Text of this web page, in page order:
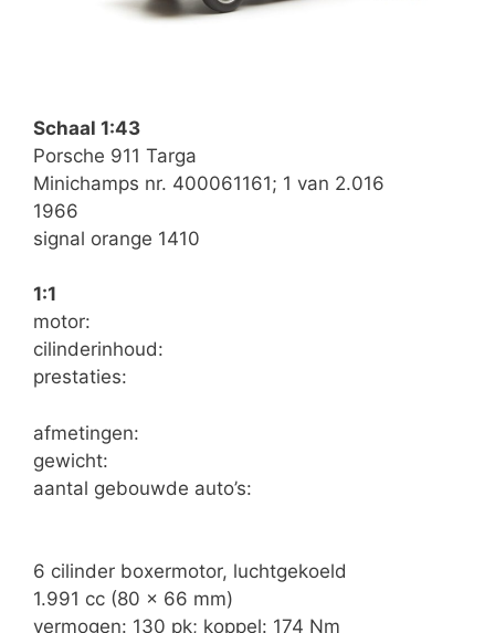
Schaal 1:43
Porsche 911 Targa
Minichamps nr. 400061161; 1 van 2.016
1966
signal orange 1410
1:1
motor:
cilinderinhoud:
prestaties:
afmetingen:
gewicht:
aantal gebouwde auto’s:
6 cilinder boxermotor, luchtgekoeld
1.991 cc (80 x 66 mm)
vermogen: 130 pk; koppel: 174 Nm